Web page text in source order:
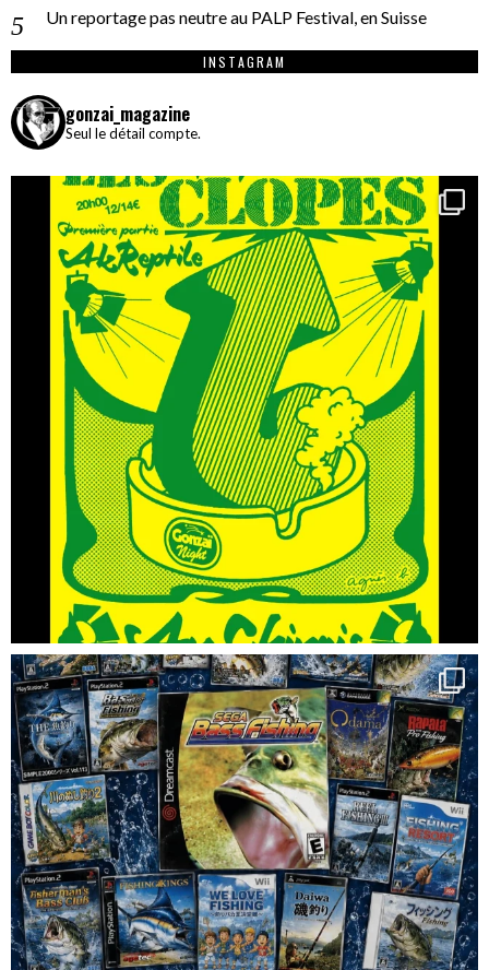
Un reportage pas neutre au PALP Festival, en Suisse
INSTAGRAM
gonzai_magazine
Seul le détail compte.